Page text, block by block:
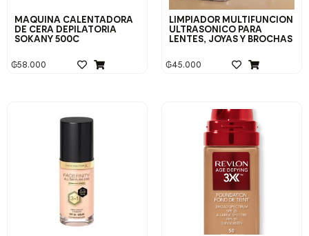
MAQUINA CALENTADORA
DE CERA DEPILATORIA
SOKANY 500C
₲58.000
LIMPIADOR MULTIFUNCION
ULTRASONICO PARA
LENTES, JOYAS Y BROCHAS
₲45.000